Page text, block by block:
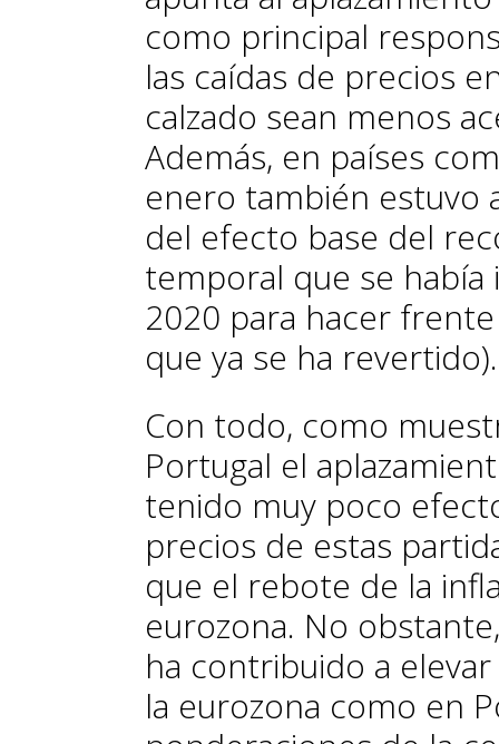
como principal
las caídas de precios
calzado sean menos
Además, en países
enero también estuvo
del efecto base del
temporal que se
2020 para hacer frente
que ya se ha revertido).
Con todo, como
Portugal el
tenido muy poco
precios de estas
que el rebote de la
eurozona. No
ha contribuido a
la eurozona como en